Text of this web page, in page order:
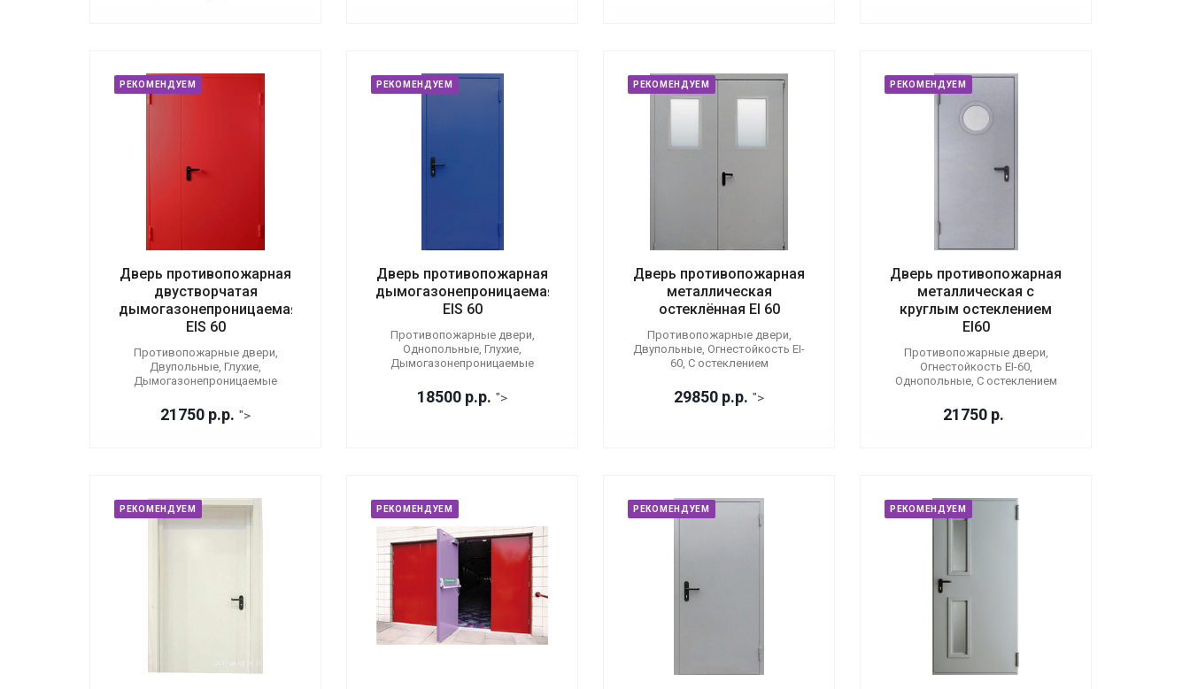
РЕКОМЕНДУЕМ
Дверь противопожарная
двустворчатая
дымогазонепроницаемая
EIS 60
Противопожарные двери,
Двупольные, Глухие,
Дымогазонепроницаемые
21750 р.р. ">
РЕКОМЕНДУЕМ
Дверь противопожарная
дымогазонепроницаемая
EIS 60
Противопожарные двери,
Однопольные, Глухие,
Дымогазонепроницаемые
18500 р.р. ">
РЕКОМЕНДУЕМ
Дверь противопожарная
металлическая
остеклённая EI 60
Противопожарные двери,
Двупольные, Огнестойкость EI-
60, С остеклением
29850 р.р. ">
РЕКОМЕНДУЕМ
Дверь противопожарная
металлическая с
круглым остеклением
EI60
Противопожарные двери,
Огнестойкость EI-60,
Однопольные, С остеклением
21750 р.
РЕКОМЕНДУЕМ РЕКОМЕНДУЕМ РЕКОМЕНДУЕМ РЕКОМЕНДУЕМ